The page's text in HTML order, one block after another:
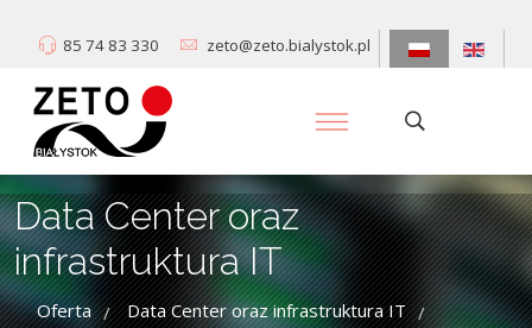
85 74 83 330 zeto@zeto.bialystok.pl
Data Center oraz
infrastruktura IT
Oferta / Data Center oraz infrastruktura IT /